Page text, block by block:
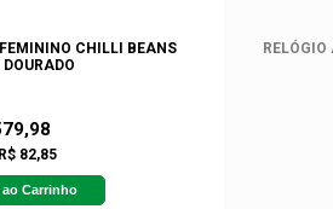
CHILLI BEANS
82,85
Carrinho